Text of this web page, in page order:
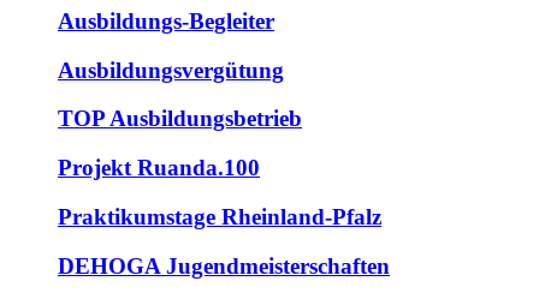
Ausbildungs-Begleiter
Ausbildungsvergütung
TOP Ausbildungsbetrieb
Projekt Ruanda.100
Praktikumstage Rheinland-Pfalz
DEHOGA Jugendmeisterschaften